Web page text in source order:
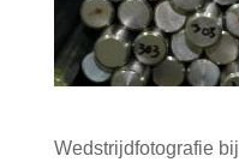
Wedstrijdfotografie